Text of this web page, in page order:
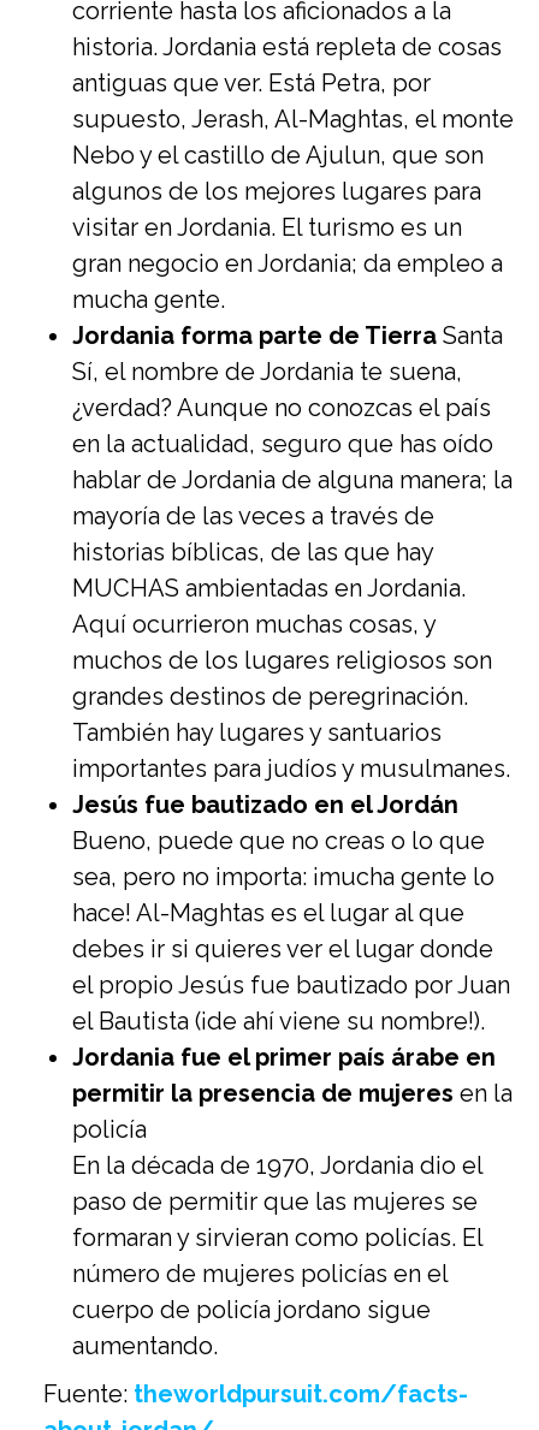
corriente hasta los aficionados a la
historia. Jordania está repleta de cosas
antiguas que ver. Está Petra, por
supuesto, Jerash, Al-Maghtas, el monte
Nebo y el castillo de Ajulun, que son
algunos de los mejores lugares para
visitar en Jordania. El turismo es un
gran negocio en Jordania; da empleo a
mucha gente.
Jordania forma parte de Tierra Santa
Sí, el nombre de Jordania te suena,
¿verdad? Aunque no conozcas el país
en la actualidad, seguro que has oído
hablar de Jordania de alguna manera; la
mayoría de las veces a través de
historias bíblicas, de las que hay
MUCHAS ambientadas en Jordania.
Aquí ocurrieron muchas cosas, y
muchos de los lugares religiosos son
grandes destinos de peregrinación.
También hay lugares y santuarios
importantes para judíos y musulmanes.
Jesús fue bautizado en el Jordán
Bueno, puede que no creas o lo que
sea, pero no importa: ¡mucha gente lo
hace! Al-Maghtas es el lugar al que
debes ir si quieres ver el lugar donde
el propio Jesús fue bautizado por Juan
el Bautista (¡de ahí viene su nombre!).
Jordania fue el primer país árabe en
permitir la presencia de mujeres en la
policía
En la década de 1970, Jordania dio el
paso de permitir que las mujeres se
formaran y sirvieran como policías. El
número de mujeres policías en el
cuerpo de policía jordano sigue
aumentando.
Fuente: theworldpursuit.com/facts-